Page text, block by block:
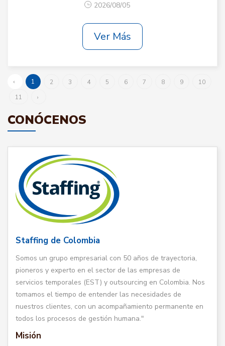
2026/08/05
Ver Más
‹ 1 2 3 4 5 6 7 8 9
10
11
›
CONÓCENOS
Staffing de Colombia
Somos un grupo empresarial con 50 años de trayectoria,
pioneros y experto en el sector de las empresas de
servicios temporales (EST) y outsourcing en Colombia. Nos
tomamos el tiempo de entender las necesidades de
nuestros clientes, con un acompañamiento permanente en
todos los procesos de gestión humana."
Misión